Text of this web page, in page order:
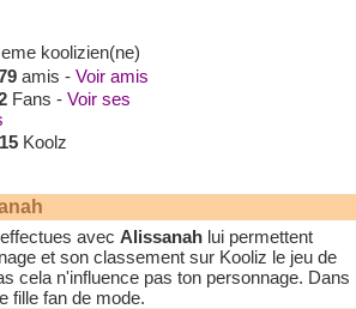
eme koolizien(ne)
amis - Voir amis
Fans - Voir ses
Koolz
avec Alissanah lui permettent
et son classement sur Kooliz le jeu de
cela n'influence pas ton personnage. Dans
fille fan de mode.